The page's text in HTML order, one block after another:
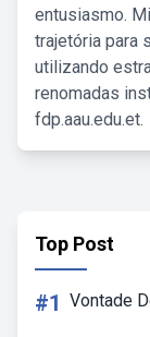
entusiasmo.
trajetória para
utilizando
renomadas
fdp.aau.edu.et.
Top Post
#1 Vontade